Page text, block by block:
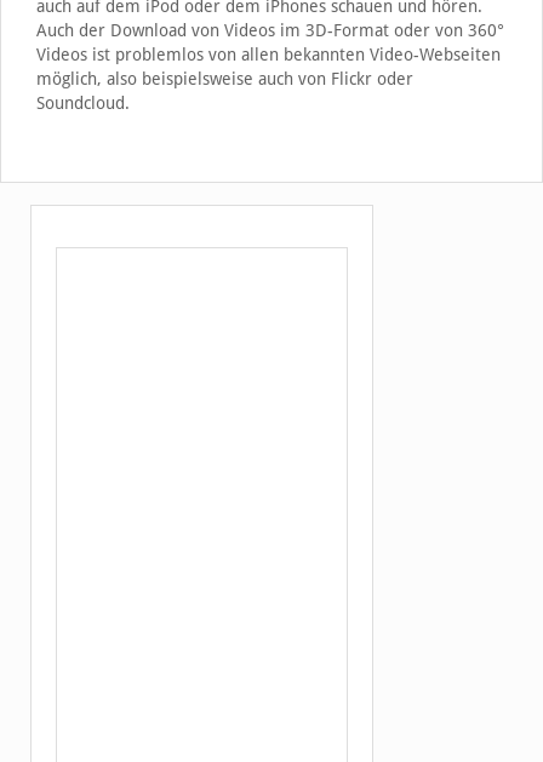
auch auf dem iPod oder dem iPhones schauen und hören.
Auch der Download von Videos im 3D-Format oder von 360°
Videos ist problemlos von allen bekannten Video-Webseiten
möglich, also beispielsweise auch von Flickr oder
Soundcloud.